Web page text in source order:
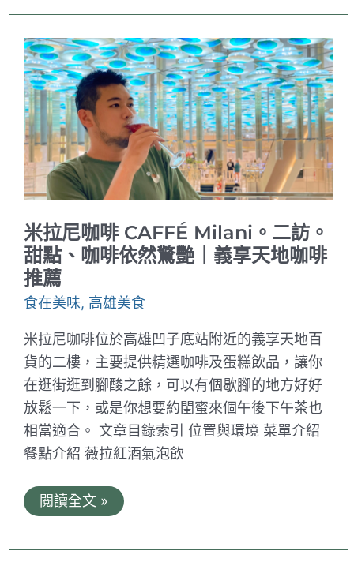
烤。
高
雄
550
元
海
鮮
碳
烤
吃
到
飽
濕
地
公
園
高
雄
半
遊
米拉尼咖啡 CAFFÉ Milani。二訪。
甜點、咖啡依然驚艷｜義享天地咖啡
推薦
食在美味, 高雄美食
米拉尼咖啡位於高雄凹子底站附近的義享天地百
貨的二樓，主要提供精選咖啡及蛋糕飲品，讓你
在逛街逛到腳酸之餘，可以有個歇腳的地方好好
放鬆一下，或是你想要約閨蜜來個午後下午茶也
相當適合。 文章目錄索引 位置與環境 菜單介紹
餐點介紹 薇拉紅酒氣泡飲
米
拉
閱讀全文 »